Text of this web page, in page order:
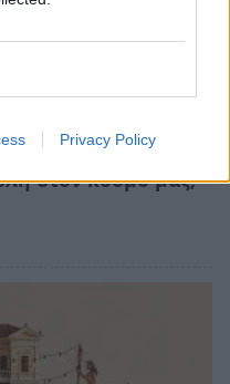
Privacy Policy
στον κόσμο μας,